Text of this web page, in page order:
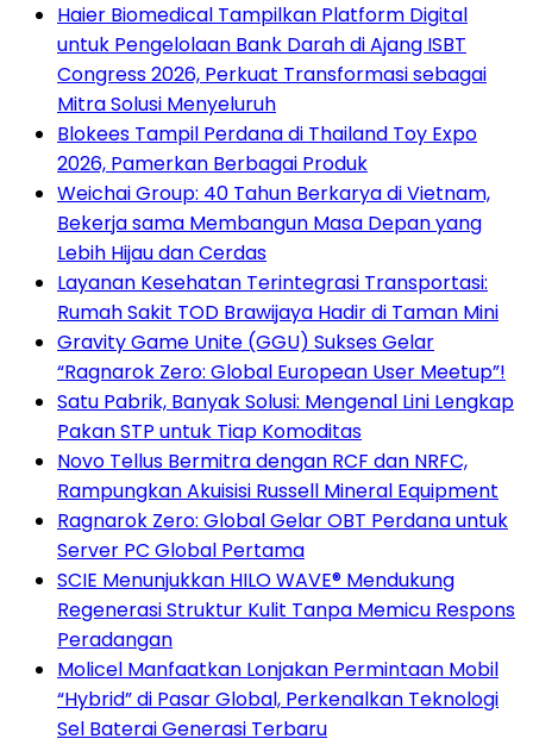
Haier Biomedical Tampilkan Platform Digital
untuk Pengelolaan Bank Darah di Ajang ISBT
Congress 2026, Perkuat Transformasi sebagai
Mitra Solusi Menyeluruh
Blokees Tampil Perdana di Thailand Toy Expo
2026, Pamerkan Berbagai Produk
Weichai Group: 40 Tahun Berkarya di Vietnam,
Bekerja sama Membangun Masa Depan yang
Lebih Hijau dan Cerdas
Layanan Kesehatan Terintegrasi Transportasi:
Rumah Sakit TOD Brawijaya Hadir di Taman Mini
Gravity Game Unite (GGU) Sukses Gelar
“Ragnarok Zero: Global European User Meetup”!
Satu Pabrik, Banyak Solusi: Mengenal Lini Lengkap
Pakan STP untuk Tiap Komoditas
Novo Tellus Bermitra dengan RCF dan NRFC,
Rampungkan Akuisisi Russell Mineral Equipment
Ragnarok Zero: Global Gelar OBT Perdana untuk
Server PC Global Pertama
SCIE Menunjukkan HILO WAVE® Mendukung
Regenerasi Struktur Kulit Tanpa Memicu Respons
Peradangan
Molicel Manfaatkan Lonjakan Permintaan Mobil
“Hybrid” di Pasar Global, Perkenalkan Teknologi
Sel Baterai Generasi Terbaru